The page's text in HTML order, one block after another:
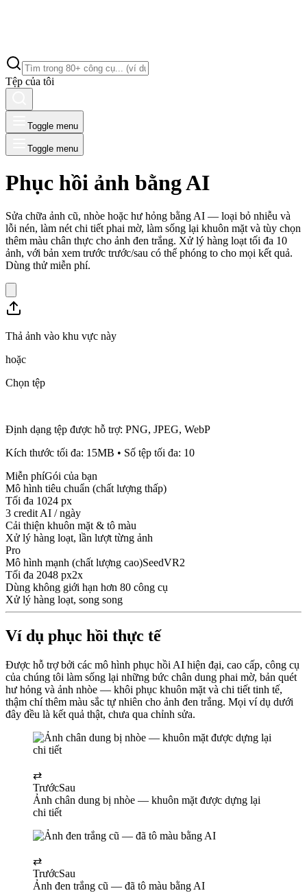
Tệp của tôi
Toggle menu
Toggle menu
Phục hồi ảnh bằng AI
Sửa chữa ảnh cũ, nhòe hoặc hư hỏng bằng AI — loại bỏ nhiễu và
lỗi nén, làm nét chi tiết phai mờ, làm sống lại khuôn mặt và tùy chọn
thêm màu chân thực cho ảnh đen trắng. Xử lý hàng loạt tối đa 10
ảnh, với bản xem trước trước/sau có thể phóng to cho mọi kết quả.
Dùng thử miễn phí.
Thả ảnh vào khu vực này
hoặc
Chọn tệp
Định dạng tệp được hỗ trợ: PNG, JPEG, WebP
Kích thước tối đa: 15MB • Số tệp tối đa: 10
Miễn phíGói của bạn
Mô hình tiêu chuẩn (chất lượng thấp)
Tối đa 1024 px
3 credit AI / ngày
Cải thiện khuôn mặt & tô màu
Xử lý hàng loạt, lần lượt từng ảnh
Pro
Mô hình mạnh (chất lượng cao)SeedVR2
Tối đa 2048 px2x
Dùng không giới hạn hơn 80 công cụ
Xử lý hàng loạt, song song
Ví dụ phục hồi thực tế
Được hỗ trợ bởi các mô hình phục hồi AI hiện đại, cao cấp, công cụ
của chúng tôi làm sống lại những bức chân dung phai mờ, bản quét
hư hỏng và ảnh nhòe — khôi phục khuôn mặt và chi tiết tinh tế,
thậm chí thêm màu sắc tự nhiên cho ảnh đen trắng. Mọi ví dụ dưới
đây đều là kết quả thật, chưa qua chỉnh sửa.
⇄
TrướcSau
Ảnh chân dung bị nhòe — khuôn mặt được dựng lại
chi tiết
⇄
TrướcSau
Ảnh đen trắng cũ — đã tô màu bằng AI